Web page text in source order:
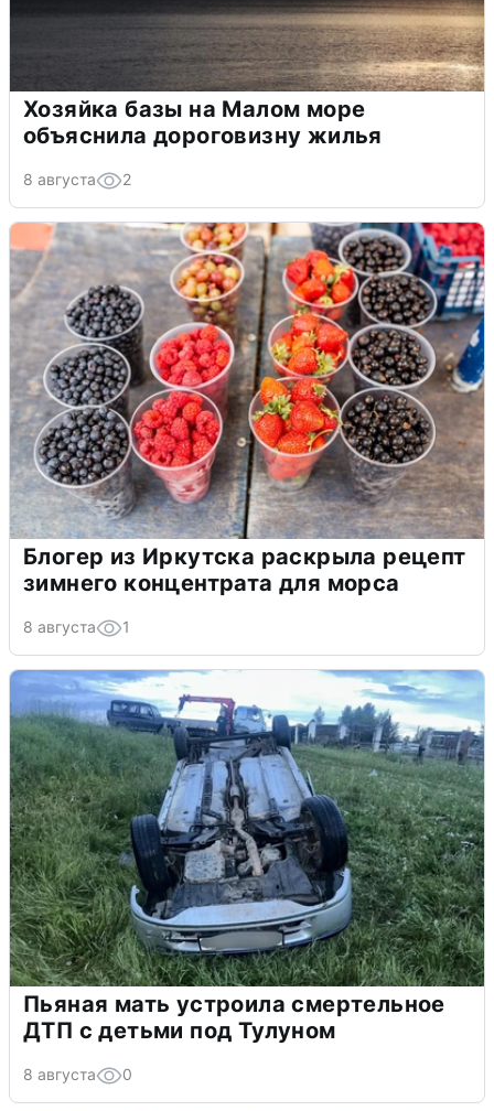
Хозяйка базы на Малом море
объяснила дороговизну жилья
8 августа 2
Блогер из Иркутска раскрыла рецепт
зимнего концентрата для морса
8 августа 1
Пьяная мать устроила смертельное
ДТП с детьми под Тулуном
8 августа 0